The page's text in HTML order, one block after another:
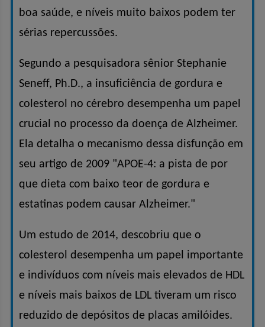
boa saúde, e níveis muito baixos podem ter
sérias repercussões.
Segundo a pesquisadora sênior Stephanie
Seneff, Ph.D., a insuficiência de gordura e
colesterol no cérebro desempenha um papel
crucial no processo da doença de Alzheimer.
Ela detalha o mecanismo dessa disfunção em
seu artigo de 2009 "APOE-4: a pista de por
que dieta com baixo teor de gordura e
estatinas podem causar Alzheimer."
Um estudo de 2014, descobriu que o
colesterol desempenha um papel importante
e indivíduos com níveis mais elevados de HDL
e níveis mais baixos de LDL tiveram um risco
reduzido de depósitos de placas amilóides.